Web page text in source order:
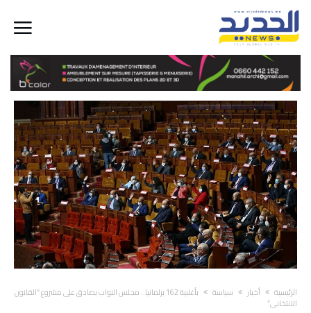
‫الرئيسية‬ أخبار سياسة
بأغلبية 162 برلمانيا.. مجلس النواب يصادق على مشروع “القانون
الانتخابي”